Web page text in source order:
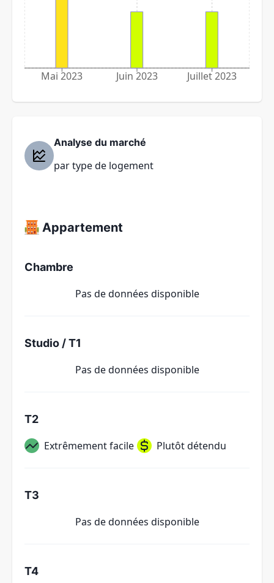
Mai 2023 Juin 2023 Juillet 2023
Analyse du marché
par type de logement
Appartement
Chambre
Pas de données disponible
Studio / T1
Pas de données disponible
T2
Extrêmement facile Plutôt détendu
T3
Pas de données disponible
T4